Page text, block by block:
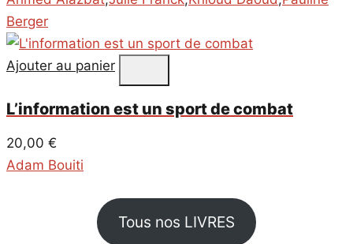
Berger
Ajouter au panier
L’information est un sport de combat
20,00 €
Adam Bouiti
Tous nos LIVRES